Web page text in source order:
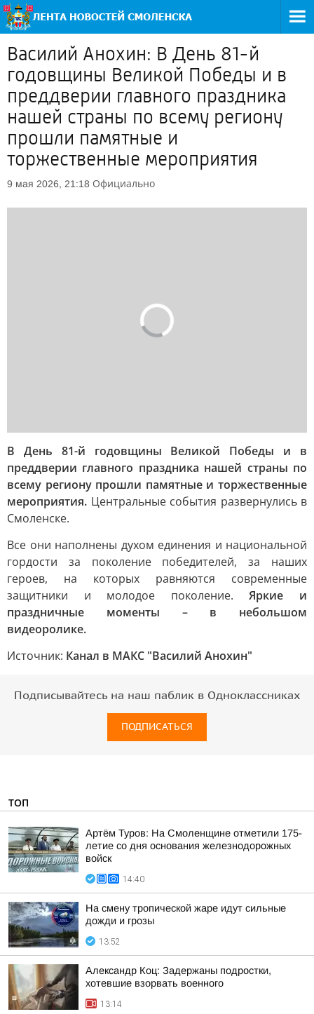
Василий Анохин: В День 81-й
годовщины Великой Победы и в
преддверии главного праздника
нашей страны по всему региону
прошли памятные и
торжественные мероприятия
9 мая 2026, 21:18 Официально
В День 81-й годовщины Великой Победы и в
преддверии главного праздника нашей страны по
всему региону прошли памятные и торжественные
мероприятия. Центральные события развернулись в
Смоленске.
Все они наполнены духом единения и национальной
гордости за поколение победителей, за наших
героев, на которых равняются современные
защитники и молодое поколение.Яркие и
праздничные моменты – в небольшом
видеоролике.
Источник: Канал в МАКС "Василий Анохин"
Подписывайтесь на наш паблик в Одноклассниках
ПОДПИСАТЬСЯ
ТОП
Артём Туров: На Смоленщине отметили 175-
летие со дня основания железнодорожных
войск
14:40
На смену тропической жаре идут сильные
дожди и грозы
13:52
Александр Коц: Задержаны подростки,
хотевшие взорвать военного
13:14